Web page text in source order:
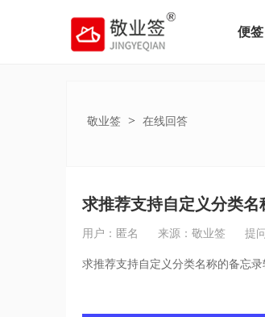
便签
敬业签 > 在线回答
求推荐支持自定义分类名
用户：匿名 来源：敬业签 提
求推荐支持自定义分类名称的备忘录